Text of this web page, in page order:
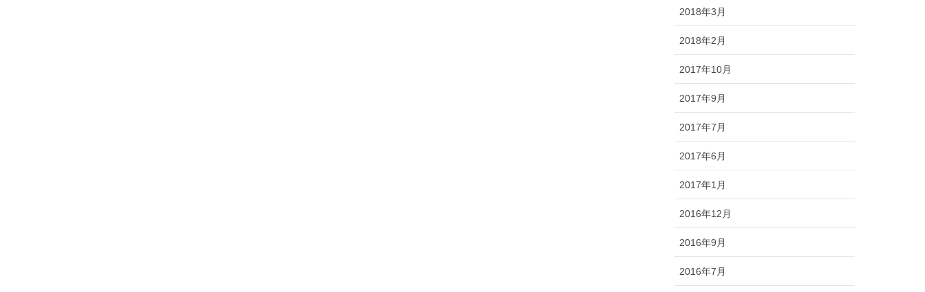
2018年3月
2018年2月
2017年10月
2017年9月
2017年7月
2017年6月
2017年1月
2016年12月
2016年9月
2016年7月